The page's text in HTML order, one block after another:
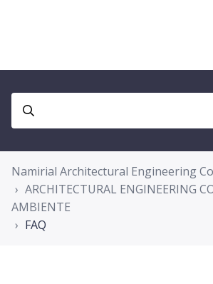
Namirial Architectural Engineering
ARCHITECTURAL ENGINEERING
AMBIENTE
FAQ